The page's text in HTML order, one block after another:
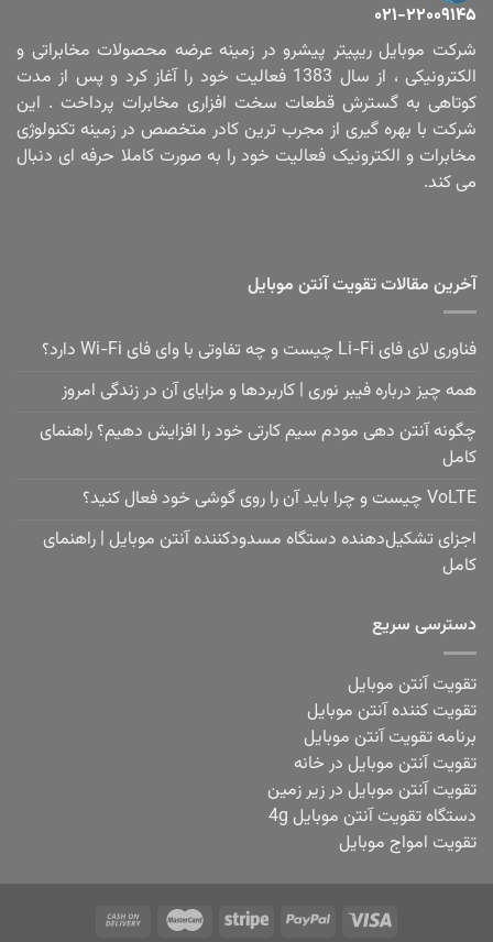
۰۲۱-۲۲۰۰۹۱۴۵
شرکت موبایل ریپیتر پیشرو در زمینه عرضه محصولات مخابراتی و
الکترونیکی ، از سال 1383 فعالیت خود را آغاز کرد و پس از مدت
کوتاهی به گسترش قطعات سخت افزاری مخابرات پرداخت . این
شرکت با بهره گیری از مجرب ترین کادر متخصص در زمینه تکنولوژی
مخابرات و الکترونیک فعالیت خود را به صورت کاملا حرفه ای دنبال
می کند.
آخرین مقالات تقویت آنتن موبایل
فناوری لای فای Li-Fi چیست و چه تفاوتی با وای فای Wi-Fi دارد؟
همه چیز درباره فیبر نوری | کاربردها و مزایای آن در زندگی امروز
چگونه آنتن دهی مودم سیم کارتی خود را افزایش دهیم؟ راهنمای
کامل
VoLTE چیست و چرا باید آن را روی گوشی خود فعال کنید؟
اجزای تشکیل‌دهنده دستگاه مسدودکننده آنتن موبایل | راهنمای
کامل
دسترسی سریع
تقویت آنتن موبایل
تقویت کننده آنتن موبایل
برنامه تقویت آنتن موبایل
تقویت آنتن موبایل در خانه
تقویت آنتن موبایل در زیر زمین
دستگاه تقویت آنتن موبایل 4g
تقویت امواج موبایل